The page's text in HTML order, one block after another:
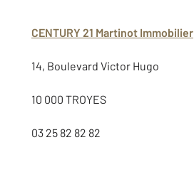
CENTURY 21 Martinot Immobilier
14, Boulevard Victor Hugo
10 000 TROYES
03 25 82 82 82